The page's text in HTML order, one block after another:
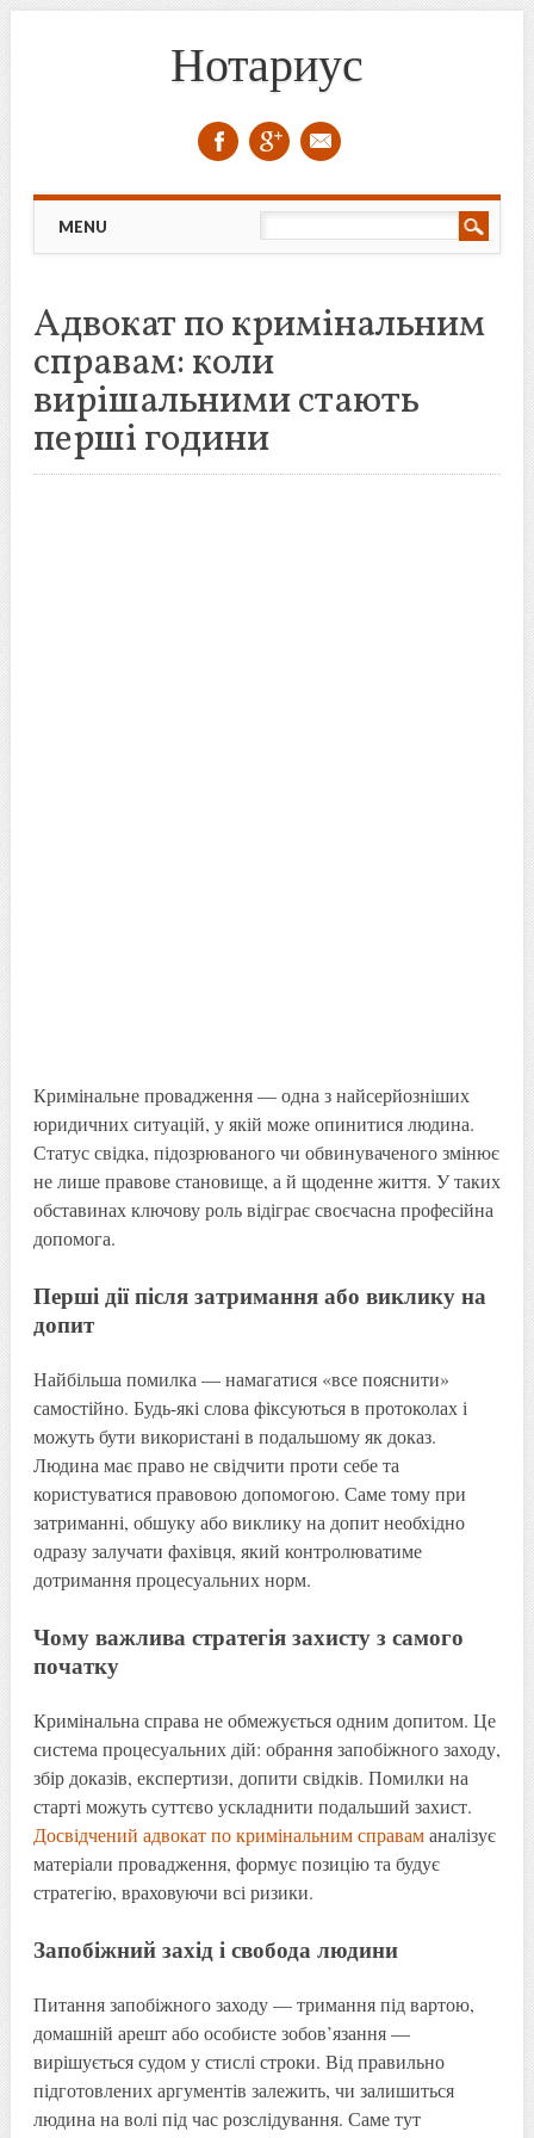
Нотариус
MENU
Адвокат по кримінальним
справам: коли
вирішальними стають
перші години
Кримінальне провадження — одна з найсерйозніших
юридичних ситуацій, у якій може опинитися людина.
Статус свідка, підозрюваного чи обвинуваченого змінює
не лише правове становище, а й щоденне життя. У таких
обставинах ключову роль відіграє своєчасна професійна
допомога.
Перші дії після затримання або виклику на
допит
Найбільша помилка — намагатися «все пояснити»
самостійно. Будь-які слова фіксуються в протоколах і
можуть бути використані в подальшому як доказ.
Людина має право не свідчити проти себе та
користуватися правовою допомогою. Саме тому при
затриманні, обшуку або виклику на допит необхідно
одразу залучати фахівця, який контролюватиме
дотримання процесуальних норм.
Чому важлива стратегія захисту з самого
початку
Кримінальна справа не обмежується одним допитом. Це
система процесуальних дій: обрання запобіжного заходу,
збір доказів, експертизи, допити свідків. Помилки на
старті можуть суттєво ускладнити подальший захист.
Досвідчений адвокат по кримінальним справаманалізує
матеріали провадження, формує позицію та будує
стратегію, враховуючи всі ризики.
Запобіжний захід і свобода людини
Питання запобіжного заходу — тримання під вартою,
домашній арешт або особисте зобов’язання —
вирішується судом у стислі строки. Від правильно
підготовлених аргументів залежить, чи залишиться
людина на волі під час розслідування. Саме тут